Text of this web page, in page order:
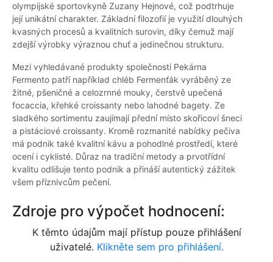
olympijské sportovkyně Zuzany Hejnové, což podtrhuje
její unikátní charakter. Základní filozofií je využití dlouhých
kvasných procesů a kvalitních surovin, díky čemuž mají
zdejší výrobky výraznou chuť a jedinečnou strukturu.
Mezi vyhledávané produkty společnosti Pekárna
Fermento patří například chléb Fermenťák vyráběný ze
žitné, pšeničné a celozrnné mouky, čerstvě upečená
focaccia, křehké croissanty nebo lahodné bagety. Ze
sladkého sortimentu zaujímají přední místo skořicoví šneci
a pistáciové croissanty. Kromě rozmanité nabídky pečiva
má podnik také kvalitní kávu a pohodlné prostředí, které
ocení i cyklisté. Důraz na tradiční metody a prvotřídní
kvalitu odlišuje tento podnik a přináší autentický zážitek
všem příznivcům pečení.
Zdroje pro výpočet hodnocení:
K těmto údajům mají přístup pouze přihlášení
uživatelé. Klikněte sem pro přihlášení.